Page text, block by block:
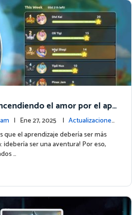
el amor por el apr
de la competencia amistos
| Ene 27, 2025 | Actualizaciones
que el aprendizaje debería ser más
ser una aventura! Por eso,
…